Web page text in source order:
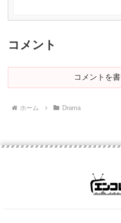
コメント
コメントを
ホーム Drama